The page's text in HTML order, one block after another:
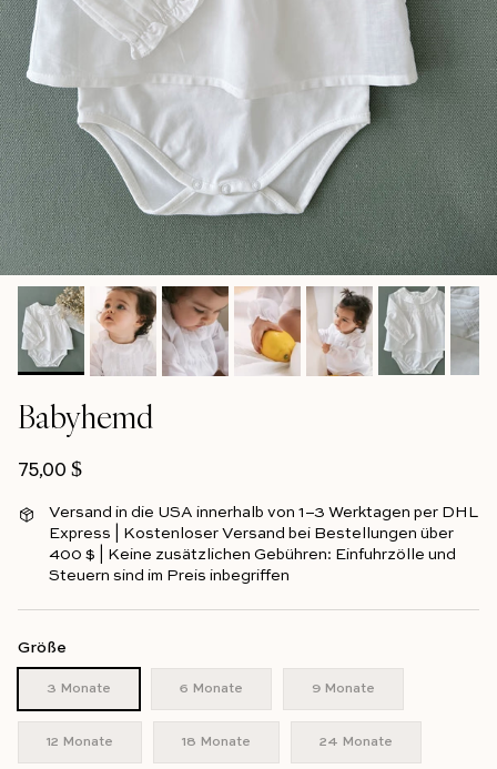
Babyhemd
Normalpreis
75,00 $
Versand in die USA innerhalb von 1–3 Werktagen per DHL
Express | Kostenloser Versand bei Bestellungen über
400 $ | Keine zusätzlichen Gebühren: Einfuhrzölle und
Steuern sind im Preis inbegriffen
Größe
3 Monate 6 Monate 9 Monate
12 Monate 18 Monate 24 Monate